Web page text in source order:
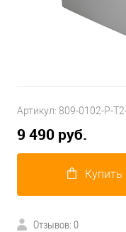
Артикул: 809-0102-P-
9 490 руб.
Купить
Отзывов: 0